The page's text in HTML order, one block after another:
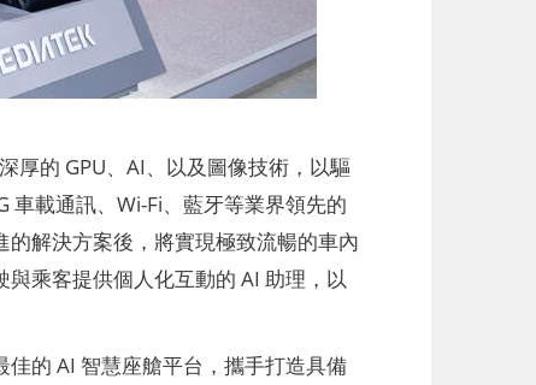
厚的 GPU、AI、以及圖像技術，以驅
車載通訊、Wi-Fi、藍牙等業界領先的
解決方案後，將實現極致流暢的車內
乘客提供個人化互動的 AI 助理，以
的 AI 智慧座艙平台，攜手打造具備